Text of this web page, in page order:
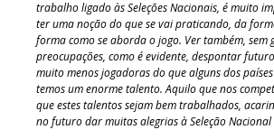
trabalho ligado às Seleções Nacionais, é muito
ter uma noção do que se vai praticando, da
forma como se aborda o jogo. Ver também, sem
preocupações, como é evidente, despontar
muito menos jogadoras do que alguns dos
temos um enorme talento. Aquilo que nos
que estes talentos sejam bem trabalhados,
no futuro dar muitas alegrias à Seleção Nacional